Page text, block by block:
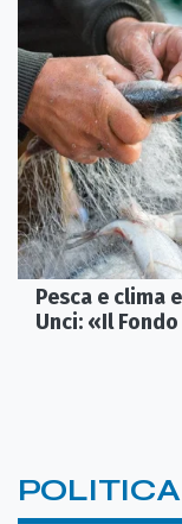
Pesca e clima
Unci: «Il
POLITICA